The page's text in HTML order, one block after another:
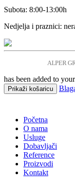
Subota: 8:00-13:00h
Nedjelja i praznici:
ALPER
has been added to
Prikaži košaricu
Početna
O nama
Usluge
Dobavljači
Reference
Proizvodi
Kontakt